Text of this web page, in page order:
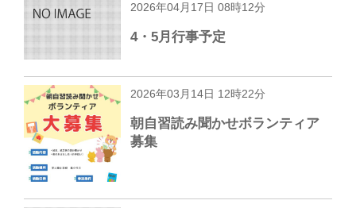
2026年04月17日 08時12分
4・5月行事予定
2026年03月14日 12時22分
朝自習読み聞かせボランティア
募集